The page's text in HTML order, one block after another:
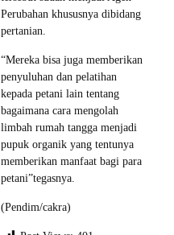
Perubahan khususnya dibidang
pertanian.
“Mereka bisa juga memberikan
penyuluhan dan pelatihan
kepada petani lain tentang
bagaimana cara mengolah
limbah rumah tangga menjadi
pupuk organik yang tentunya
memberikan manfaat bagi para
petani”tegasnya.
(Pendim/cakra)